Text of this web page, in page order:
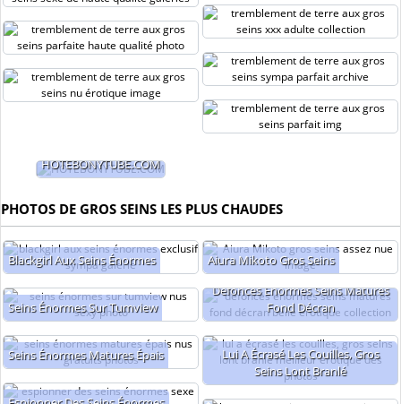
HOTEBONYTUBE.COM
PHOTOS DE GROS SEINS LES PLUS CHAUDES
Blackgirl Aux Seins Énormes Aiura Mikoto Gros Seins
Seins Énormes Sur Tumview
Défoncés Énormes Seins Matures
Fond Décran
Seins Énormes Matures Épais
Lui A Écrasé Les Couilles, Gros
Seins Lont Branlé